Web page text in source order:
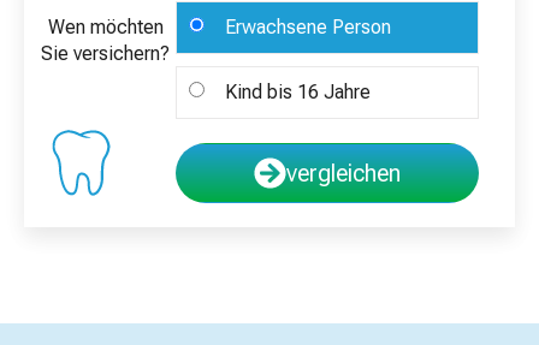
Wen möchten
Sie versichern?
Erwachsene Person
Kind bis 16 Jahre
vergleichen